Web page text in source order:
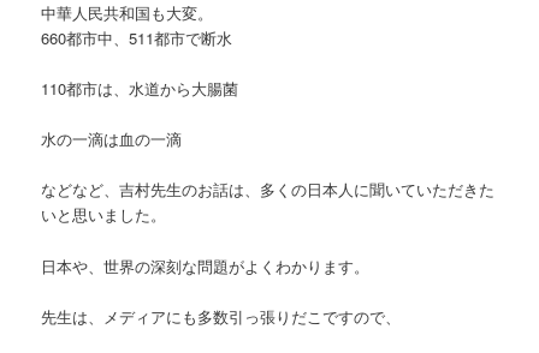
中華人民共和国も大変。
660都市中、511都市で断水
110都市は、水道から大腸菌
水の一滴は血の一滴
などなど、吉村先生のお話は、多くの日本人に聞いていただきた
いと思いました。
日本や、世界の深刻な問題がよくわかります。
先生は、メディアにも多数引っ張りだこですので、